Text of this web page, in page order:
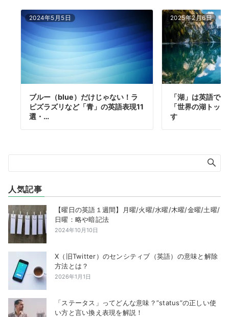
2024年5月5日
ブルー（blue）だけじゃない！ラ
ピズラズリなど「青」の英語表現11
選・…
2025年2月6日
「湖」は英語で
「世界の湖トッ
す
人気記事
【曜日の英語１週間】月曜/火曜/水曜/木曜/金曜/土曜/
日曜：略や暗記法
2024年10月10日
X（旧Twitter）のセンシティブ（英語）の意味と解除
方法とは？
2026年1月1日
「ステータス」ってどんな意味？”status”の正しい使
い方と言い換え表現を解説！